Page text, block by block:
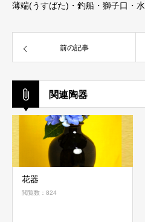
薄端(うすばた)・釣船・獅子口・
前の記事
関連陶器
花器
閲覧数：824